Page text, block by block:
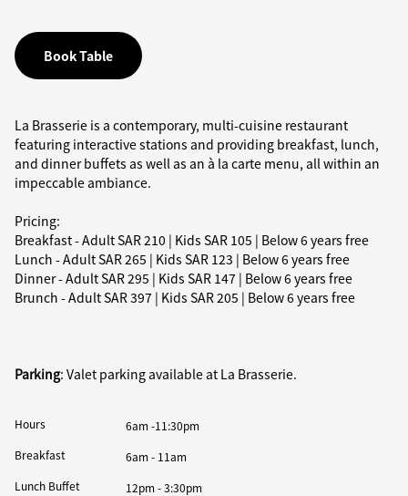
Book Table
La Brasserie is a contemporary, multi-cuisine restaurant
featuring interactive stations and providing breakfast, lunch,
and dinner buffets as well as an à la carte menu, all within an
impeccable ambiance.
Pricing:
Breakfast - Adult SAR 210 | Kids SAR 105 | Below 6 years free
Lunch - Adult SAR 265 | Kids SAR 123 | Below 6 years free
Dinner - Adult SAR 295 | Kids SAR 147 | Below 6 years free
Brunch - Adult SAR 397 | Kids SAR 205 | Below 6 years free
Parking: Valet parking available at La Brasserie.
Hours
6am -11:30pm
Breakfast
6am - 11am
Lunch Buffet
12pm - 3:30pm